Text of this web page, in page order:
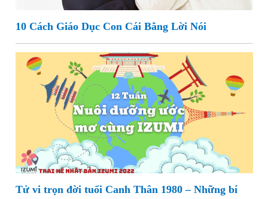
10 Cách Giáo Dục Con Cái Bằng Lời Nói
Tử vi trọn đời tuổi Canh Thân 1980 – Những bí